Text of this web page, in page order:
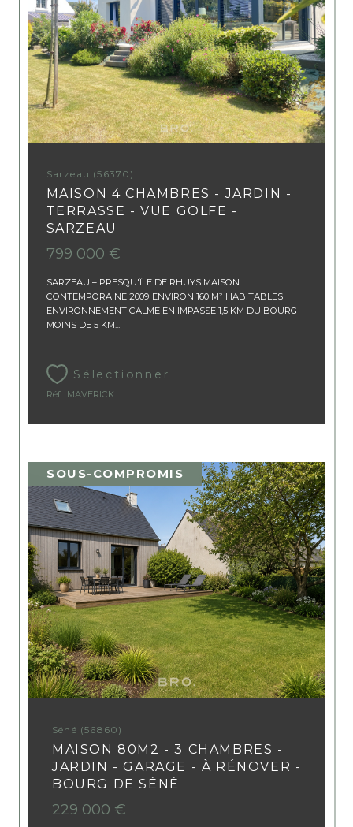
Sarzeau (56370)
MAISON 4 CHAMBRES - JARDIN -
TERRASSE - VUE GOLFE -
SARZEAU
799 000 €
SARZEAU – PRESQU'ÎLE DE RHUYS MAISON
CONTEMPORAINE 2009 ENVIRON 160 M² HABITABLES
ENVIRONNEMENT CALME EN IMPASSE 1,5 KM DU BOURG
MOINS DE 5 KM...
Sélectionner
Réf : MAVERICK
Séné (56860)
MAISON 80M2 - 3 CHAMBRES -
JARDIN - GARAGE - À RÉNOVER -
BOURG DE SÉNÉ
229 000 €
SOUS-COMPROMIS